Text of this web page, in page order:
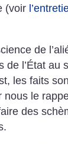
(voir
de
l’État au
les faits
nous le
des